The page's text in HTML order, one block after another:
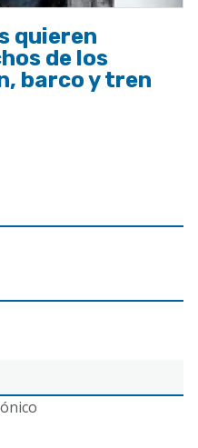
quieren
de los
barco y tren